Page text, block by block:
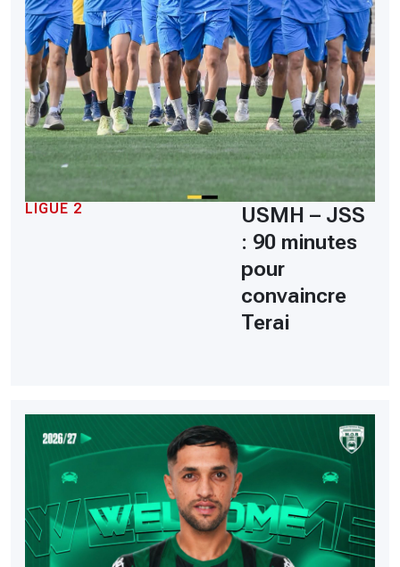
LIGUE 2
USMH – JSS
: 90 minutes
pour
convaincre
Terai